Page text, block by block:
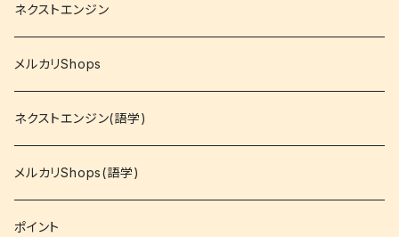
関西大学テキスト
就活
資格
コミック
文庫
ネクストエンジン
メルカリShops
ネクストエンジン(語学)
メルカリShops(語学)
ポイント